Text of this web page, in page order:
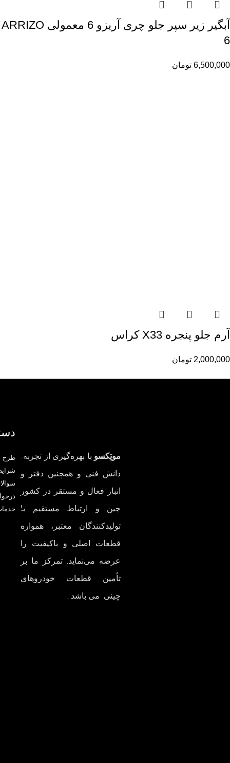
آبگیر زیر سپر جلو چری آریزو 6 معمولی ARRIZO
6
6,500,000 تومان
آرم جلو پنجره X33 کراس
2,000,000 تومان
موتِکسو با بهره‌گیری از تجربه،
دانش فنی و همچنین دفتر و
انبار فعال و مستقر در کشور
چین و ارتباط مستقیم با
تولیدکنندگان معتبر، همواره
قطعات اصلی و باکیفیت را
عرضه می‌نماید. تمرکز ما بر
تأمین قطعات خودروهای
چینی می باشد .
طرح